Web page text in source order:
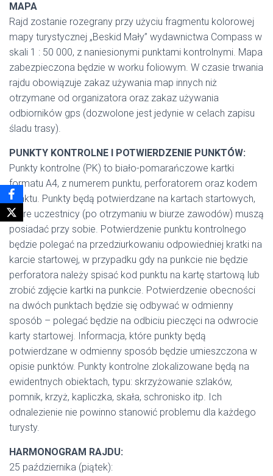
MAPA
Rajd zostanie rozegrany przy użyciu fragmentu kolorowej
mapy turystycznej „Beskid Mały” wydawnictwa Compass w
skali 1 : 50 000, z naniesionymi punktami kontrolnymi. Mapa
zabezpieczona będzie w worku foliowym. W czasie trwania
rajdu obowiązuje zakaz używania map innych niż
otrzymane od organizatora oraz zakaz używania
odbiorników gps (dozwolone jest jedynie w celach zapisu
śladu trasy).
PUNKTY KONTROLNE I POTWIERDZENIE PUNKTÓW:
Punkty kontrolne (PK) to biało-pomarańczowe kartki
formatu A4, z numerem punktu, perforatorem oraz kodem
punktu. Punkty będą potwierdzane na kartach startowych,
które uczestnicy (po otrzymaniu w biurze zawodów) muszą
posiadać przy sobie. Potwierdzenie punktu kontrolnego
będzie polegać na przedziurkowaniu odpowiedniej kratki na
karcie startowej, w przypadku gdy na punkcie nie będzie
perforatora należy spisać kod punktu na kartę startową lub
zrobić zdjęcie kartki na punkcie. Potwierdzenie obecności
na dwóch punktach będzie się odbywać w odmienny
sposób – polegać będzie na odbiciu pieczęci na odwrocie
karty startowej. Informacja, które punkty będą
potwierdzane w odmienny sposób będzie umieszczona w
opisie punktów. Punkty kontrolne zlokalizowane będą na
ewidentnych obiektach, typu: skrzyżowanie szlaków,
pomnik, krzyż, kapliczka, skała, schronisko itp. Ich
odnalezienie nie powinno stanowić problemu dla każdego
turysty.
HARMONOGRAM RAJDU:
25 października (piątek):